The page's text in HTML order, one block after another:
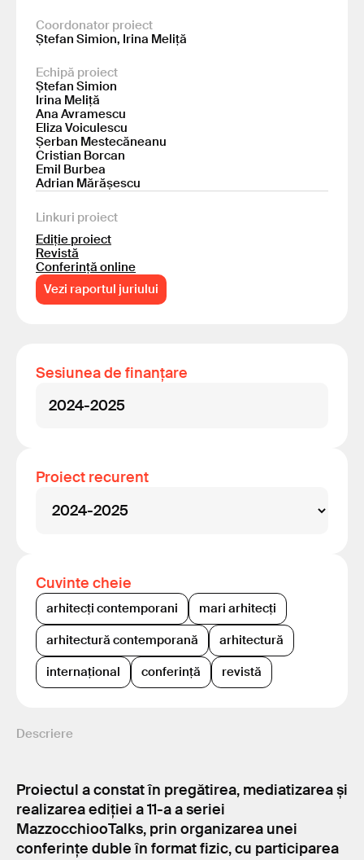
Coordonator proiect
Ștefan Simion, Irina Meliță
Echipă proiect
Ștefan Simion
Irina Meliță
Ana Avramescu
Eliza Voiculescu
Șerban Mestecăneanu
Cristian Borcan
Emil Burbea
Adrian Mărășescu
Linkuri proiect
Ediție proiect
Revistă
Conferință online
Vezi raportul juriului
Sesiunea de finanțare
2024-2025
Proiect recurent
Cuvinte cheie
arhitecți contemporani
mari arhitecți
arhitectură contemporană
arhitectură
internațional
conferință revistă
Descriere
Proiectul a constat în pregătirea, mediatizarea și
realizarea ediției a 11-a a seriei
MazzocchiooTalks, prin organizarea unei
conferințe duble în format fizic, cu participarea